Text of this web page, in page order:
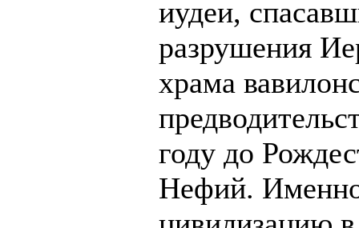
иудеи,
разрушения
храма
году до
Нефий.